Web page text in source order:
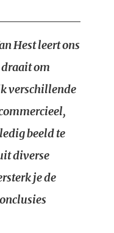
Hest leert ons
draait om
verschillende
beeld te
diverse
je de